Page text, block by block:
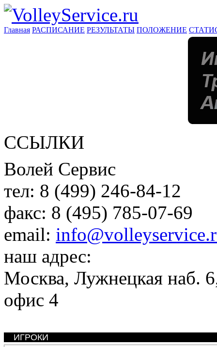
Главная РАСПИСАНИЕ РЕЗУЛЬТАТЫ ПОЛОЖЕНИЕ
ССЫЛКИ
Волей Сервис
тел: 8 (499) 246-84-12
факс: 8 (495) 785-07-69
email:
наш адрес:
Москва, Лужнецкая наб.
офис 4
ИГРОКИ